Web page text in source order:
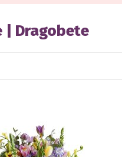
| Dragobete